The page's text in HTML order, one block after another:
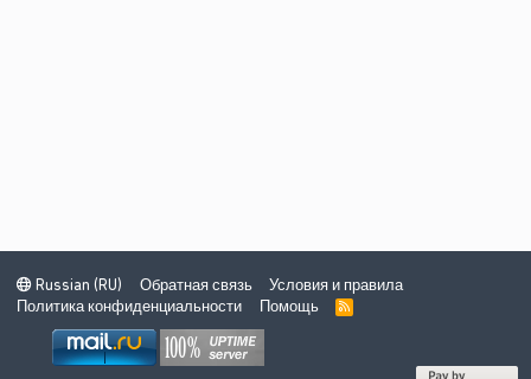
Russian (RU) Обратная связь
Условия и правила
Политика конфиденциальности
Помощь
R
S